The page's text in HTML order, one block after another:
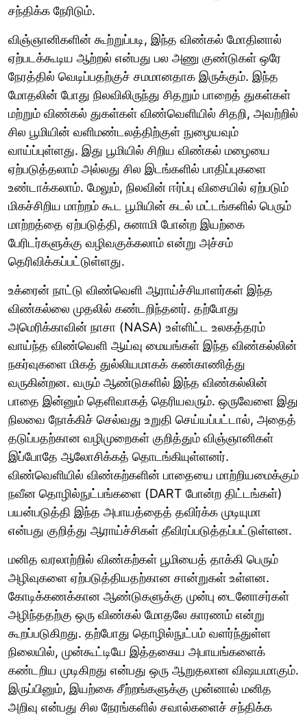
சந்திக்க நேரிடும்.
விஞ்ஞானிகளின் கூற்றுப்படி, இந்த விண்கல் மோதினால்
ஏற்படக்கூடிய ஆற்றல் என்பது பல அணு குண்டுகள் ஒரே
நேரத்தில் வெடிப்பதற்குச் சமமானதாக இருக்கும். இந்த
மோதலின் போது நிலவிலிருந்து சிதறும் பாறைத் துகள்கள்
மற்றும் விண்கல் துகள்கள் விண்வெளியில் சிதறி, அவற்றில்
சில பூமியின் வளிமண்டலத்திற்குள் நுழையவும்
வாய்ப்புள்ளது. இது பூமியில் சிறிய விண்கல் மழையை
ஏற்படுத்தலாம் அல்லது சில இடங்களில் பாதிப்புகளை
உண்டாக்கலாம். மேலும், நிலவின் ஈர்ப்பு விசையில் ஏற்படும்
மிகச்சிறிய மாற்றம் கூட பூமியின் கடல் மட்டங்களில் பெரும்
மாற்றத்தை ஏற்படுத்தி, சுனாமி போன்ற இயற்கை
பேரிடர்களுக்கு வழிவகுக்கலாம் என்று அச்சம்
தெரிவிக்கப்பட்டுள்ளது.
உக்ரைன் நாட்டு விண்வெளி ஆராய்ச்சியாளர்கள் இந்த
விண்கல்லை முதலில் கண்டறிந்தனர். தற்போது
அமெரிக்காவின் நாசா (NASA) உள்ளிட்ட உலகத்தரம்
வாய்ந்த விண்வெளி ஆய்வு மையங்கள் இந்த விண்கல்லின்
நகர்வுகளை மிகத் துல்லியமாகக் கண்காணித்து
வருகின்றன. வரும் ஆண்டுகளில் இந்த விண்கல்லின்
பாதை இன்னும் தெளிவாகத் தெரியவரும். ஒருவேளை இது
நிலவை நோக்கிச் செல்வது உறுதி செய்யப்பட்டால், அதைத்
தடுப்பதற்கான வழிமுறைகள் குறித்தும் விஞ்ஞானிகள்
இப்போதே ஆலோசிக்கத் தொடங்கியுள்ளனர்.
விண்வெளியில் விண்கற்களின் பாதையை மாற்றியமைக்கும்
நவீன தொழில்நுட்பங்களை (DART போன்ற திட்டங்கள்)
பயன்படுத்தி இந்த அபாயத்தைத் தவிர்க்க முடியுமா
என்பது குறித்து ஆராய்ச்சிகள் தீவிரப்படுத்தப்பட்டுள்ளன.
மனித வரலாற்றில் விண்கற்கள் பூமியைத் தாக்கி பெரும்
அழிவுகளை ஏற்படுத்தியதற்கான சான்றுகள் உள்ளன.
கோடிக்கணக்கான ஆண்டுகளுக்கு முன்பு டைனோசர்கள்
அழிந்ததற்கு ஒரு விண்கல் மோதலே காரணம் என்று
கூறப்படுகிறது. தற்போது தொழில்நுட்பம் வளர்ந்துள்ள
நிலையில், முன்கூட்டியே இத்தகைய அபாயங்களைக்
கண்டறிய முடிகிறது என்பது ஒரு ஆறுதலான விஷயமாகும்.
இருப்பினும், இயற்கை சீற்றங்களுக்கு முன்னால் மனித
அறிவு என்பது சில நேரங்களில் சவால்களைச் சந்திக்க